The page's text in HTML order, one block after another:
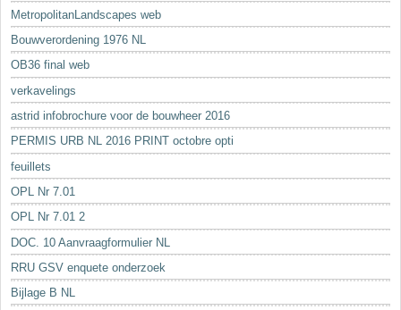
MetropolitanLandscapes web
Bouwverordening 1976 NL
OB36 final web
verkavelings
astrid infobrochure voor de bouwheer 2016
PERMIS URB NL 2016 PRINT octobre opti
feuillets
OPL Nr 7.01
OPL Nr 7.01 2
DOC. 10 Aanvraagformulier NL
RRU GSV enquete onderzoek
Bijlage B NL